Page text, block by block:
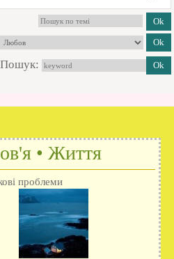
Пошук:
• Життя
проблеми